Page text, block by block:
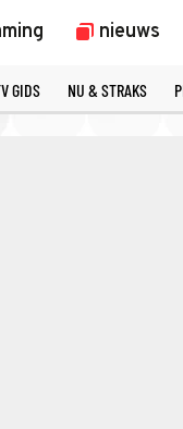
nieuws
GIDS NU & STRAKS